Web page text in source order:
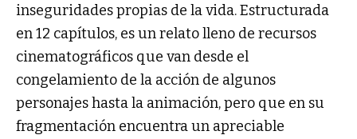
inseguridades propias de la vida. Estructurada
en 12 capítulos, es un relato lleno de recursos
cinematográficos que van desde el
congelamiento de la acción de algunos
personajes hasta la animación, pero que en su
fragmentación encuentra un apreciable